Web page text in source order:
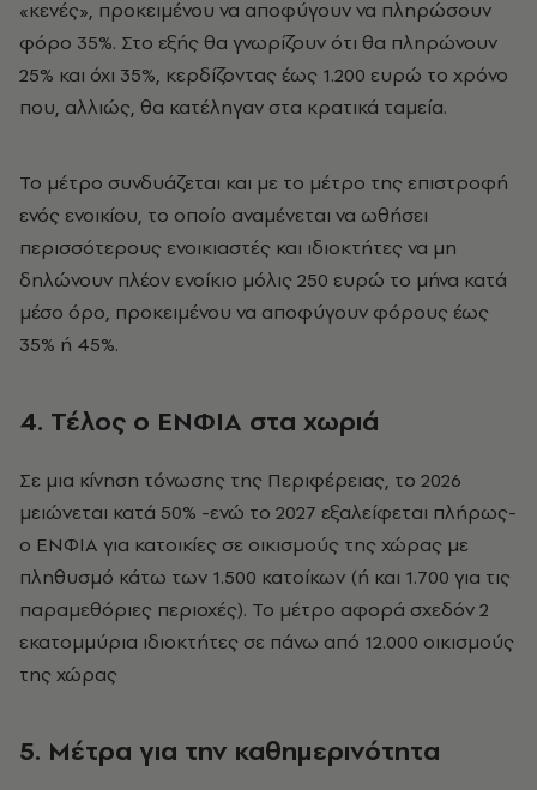
«κενές», προκειμένου να αποφύγουν να πληρώσουν
φόρο 35%. Στο εξής θα γνωρίζουν ότι θα πληρώνουν
25% και όχι 35%, κερδίζοντας έως 1.200 ευρώ το χρόνο
που, αλλιώς, θα κατέληγαν στα κρατικά ταμεία.
Το μέτρο συνδυάζεται και με το μέτρο της επιστροφή
ενός ενοικίου, το οποίο αναμένεται να ωθήσει
περισσότερους ενοικιαστές και ιδιοκτήτες να μη
δηλώνουν πλέον ενοίκιο μόλις 250 ευρώ το μήνα κατά
μέσο όρο, προκειμένου να αποφύγουν φόρους έως
35% ή 45%.
4. Τέλος ο ΕΝΦΙΑ στα χωριά
Σε μια κίνηση τόνωσης της Περιφέρειας, το 2026
μειώνεται κατά 50% -ενώ το 2027 εξαλείφεται πλήρως-
ο ΕΝΦΙΑ για κατοικίες σε οικισμούς της χώρας με
πληθυσμό κάτω των 1.500 κατοίκων (ή και 1.700 για τις
παραμεθόριες περιοχές). Το μέτρο αφορά σχεδόν 2
εκατομμύρια ιδιοκτήτες σε πάνω από 12.000 οικισμούς
της χώρας
5. Μέτρα για την καθημερινότητα